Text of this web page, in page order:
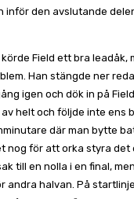
inför den avslutande
Field ett bra leadåk,
Han stängde ner
igen och dök in på
helt och följde inte ens
där man bytte
nog för att orka styra det
till en nolla i en final,
andra halvan. På